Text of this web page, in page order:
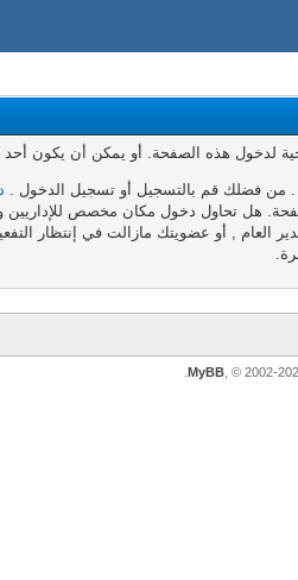
لدخول هذه الصفحة. أو يمكن أن يكون أحد
. من فضلك قم بالتسجيل أو تسجيل الدخول .
هل تحاول دخول مكان مخصص للإداريين
العام , أو عضويتك مازالت في إنتظار
MyBB , © 2002-
.